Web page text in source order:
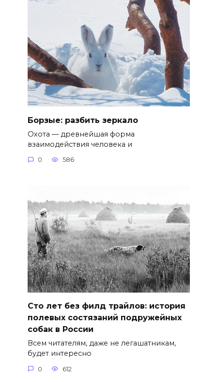
Борзые: разбить зеркало
Охота — древнейшая форма
взаимодействия человека и
0 586
Сто лет без филд трайлов: история
полевых состязаний подружейных
собак в России
Всем читателям, даже не легашатникам,
будет интересно
0 612